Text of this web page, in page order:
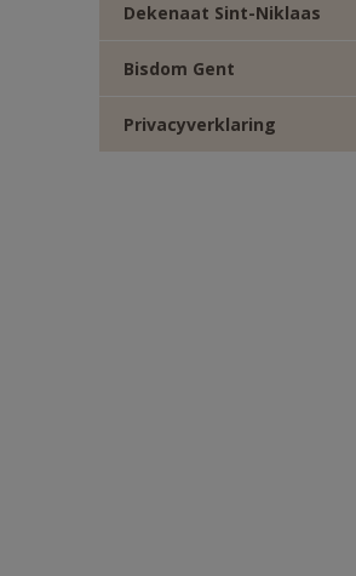
Dekenaat Sint-Niklaas
Bisdom Gent
Privacyverklaring